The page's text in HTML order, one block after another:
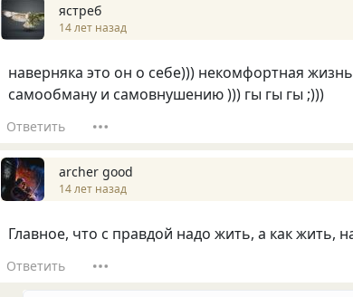
ястреб
14 лет назад
наверняка это он о себе))) некомфортная
самообману и самовнушению ))) гы гы гы ;)))
Ответить
archer good
14 лет назад
Главное, что с правдой надо жить, а как жить,
Ответить